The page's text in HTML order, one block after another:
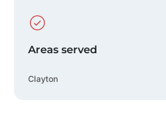
Areas served
Clayton